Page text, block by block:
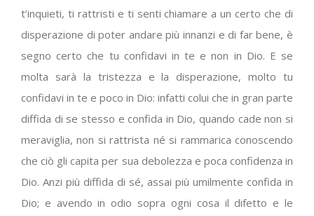
t’inquieti, ti rattristi e ti senti chiamare a un certo che di
disperazione di poter andare più innanzi e di far bene, è
segno certo che tu confidavi in te e non in Dio. E se
molta sarà la tristezza e la disperazione, molto tu
confidavi in te e poco in Dio: infatti colui che in gran parte
diffida di se stesso e confida in Dio, quando cade non si
meraviglia, non si rattrista né si rammarica conoscendo
che ciò gli capita per sua debolezza e poca confidenza in
Dio. Anzi più diffida di sé, assai più umilmente confida in
Dio; e avendo in odio sopra ogni cosa il difetto e le